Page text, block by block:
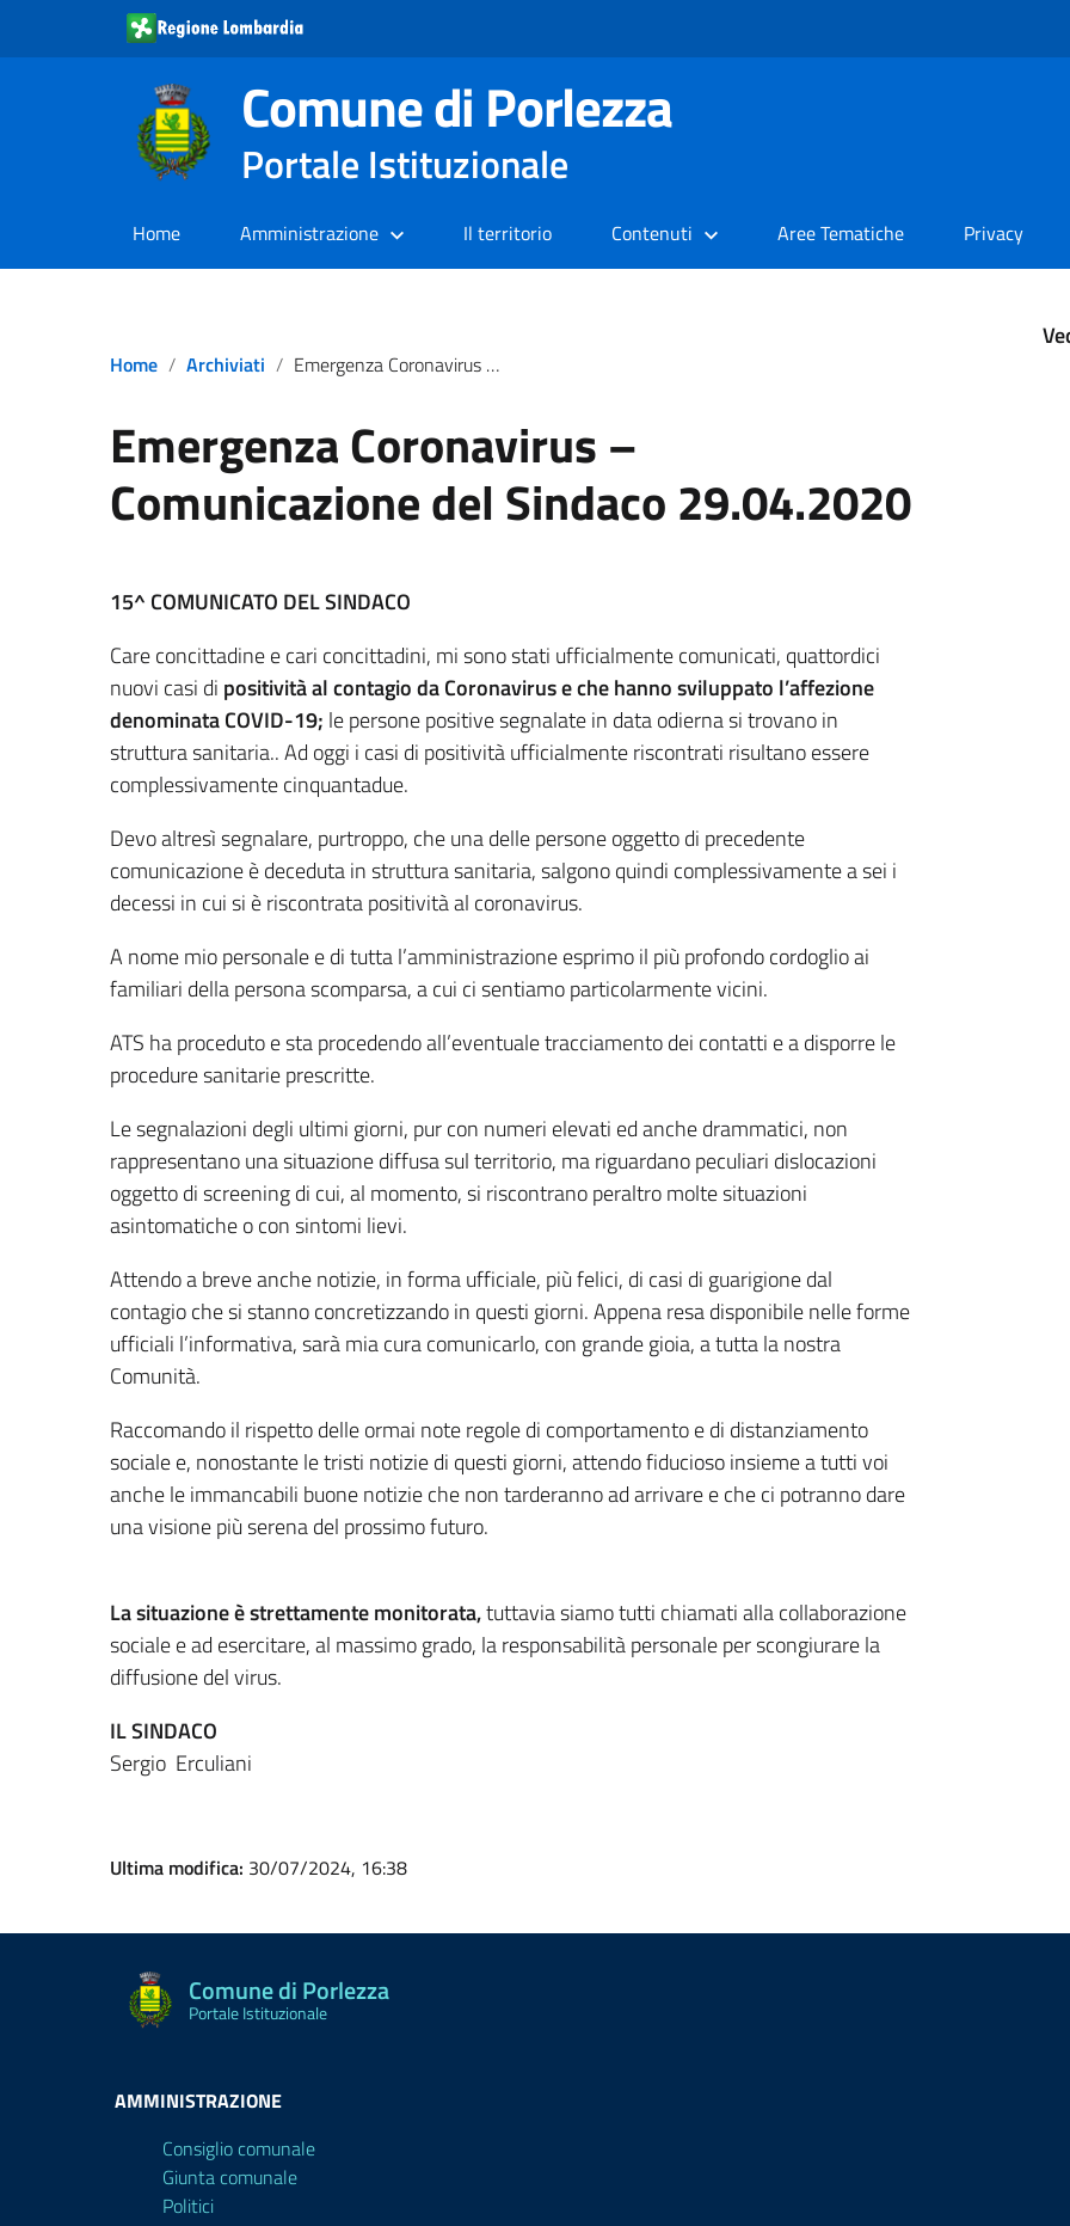
Comune di Porlezza
Portale Istituzionale
Home Amministrazione Il territorio Contenuti Aree Tematiche Privacy
Home Archiviati Emergenza Coronavirus – Comunicazione del Sindaco 29.04.2020
Emergenza Coronavirus –
Comunicazione del Sindaco 29.04.2020
15^ COMUNICATO DEL SINDACO
Care concittadine e cari concittadini, mi sono stati ufficialmente comunicati, quattordici
nuovi casi di positività al contagio da Coronavirus e che hanno sviluppato l’affezione
denominata COVID-19; le persone positive segnalate in data odierna si trovano in
struttura sanitaria.. Ad oggi i casi di positività ufficialmente riscontrati risultano essere
complessivamente cinquantadue.
Devo altresì segnalare, purtroppo, che una delle persone oggetto di precedente
comunicazione è deceduta in struttura sanitaria, salgono quindi complessivamente a sei i
decessi in cui si è riscontrata positività al coronavirus.
A nome mio personale e di tutta l’amministrazione esprimo il più profondo cordoglio ai
familiari della persona scomparsa, a cui ci sentiamo particolarmente vicini.
ATS ha proceduto e sta procedendo all’eventuale tracciamento dei contatti e a disporre le
procedure sanitarie prescritte.
Le segnalazioni degli ultimi giorni, pur con numeri elevati ed anche drammatici, non
rappresentano una situazione diffusa sul territorio, ma riguardano peculiari dislocazioni
oggetto di screening di cui, al momento, si riscontrano peraltro molte situazioni
asintomatiche o con sintomi lievi.
Attendo a breve anche notizie, in forma ufficiale, più felici, di casi di guarigione dal
contagio che si stanno concretizzando in questi giorni. Appena resa disponibile nelle forme
ufficiali l’informativa, sarà mia cura comunicarlo, con grande gioia, a tutta la nostra
Comunità.
Raccomando il rispetto delle ormai note regole di comportamento e di distanziamento
sociale e, nonostante le tristi notizie di questi giorni, attendo fiducioso insieme a tutti voi
anche le immancabili buone notizie che non tarderanno ad arrivare e che ci potranno dare
una visione più serena del prossimo futuro.
La situazione è strettamente monitorata,tuttavia siamo tutti chiamati alla collaborazione
sociale e ad esercitare, al massimo grado, la responsabilità personale per scongiurare la
diffusione del virus.
IL SINDACO
Sergio Erculiani
Ultima modifica: 30/07/2024, 16:38
Comune di Porlezza
Portale Istituzionale
AMMINISTRAZIONE
Consiglio comunale
Giunta comunale
Politici